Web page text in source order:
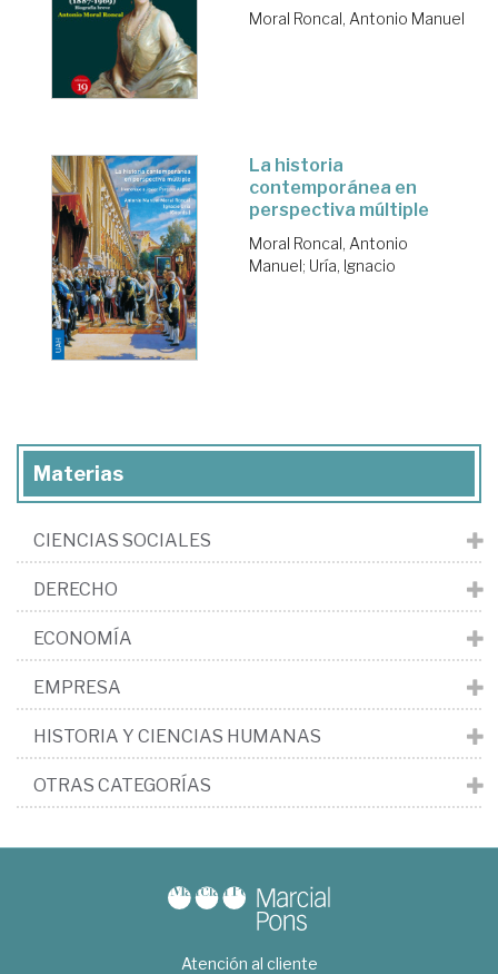
Moral Roncal, Antonio Manuel
La historia
contemporánea en
perspectiva múltiple
Moral Roncal, Antonio
Manuel ; Uría, Ignacio
Materias
CIENCIAS SOCIALES
DERECHO
ECONOMÍA
EMPRESA
HISTORIA Y CIENCIAS HUMANAS
OTRAS CATEGORÍAS
Atención al cliente